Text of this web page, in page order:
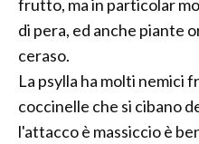
frutto, ma in particolar
di pera, ed anche piante
ceraso.
La psylla ha molti nemici
coccinelle che si cibano
l'attacco è massiccio è